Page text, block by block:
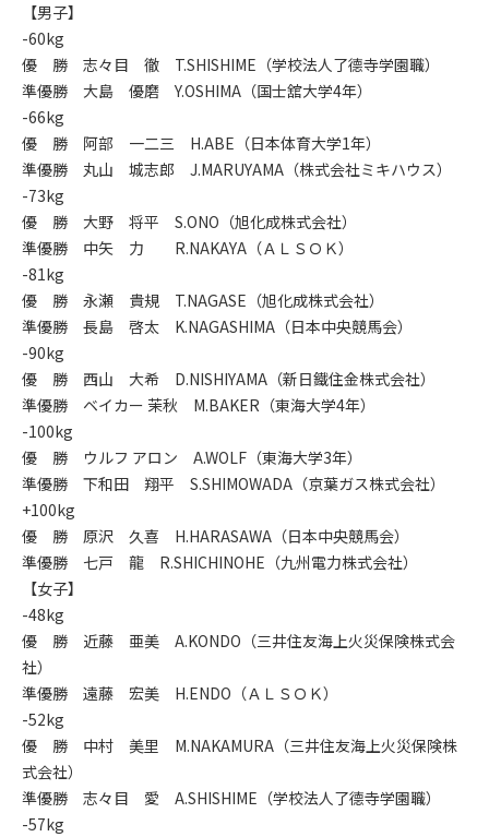
【男子】
-60kg
優 勝 志々目 徹 T.SHISHIME（学校法人了德寺学園職）
準優勝 大島 優磨 Y.OSHIMA（国士舘大学4年）
-66kg
優 勝 阿部 一二三 H.ABE（日本体育大学1年）
準優勝 丸山 城志郎 J.MARUYAMA（株式会社ミキハウス）
-73kg
優 勝 大野 将平 S.ONO（旭化成株式会社）
準優勝 中矢 力 R.NAKAYA（ＡＬＳＯＫ）
-81kg
優 勝 永瀬 貴規 T.NAGASE（旭化成株式会社）
準優勝 長島 啓太 K.NAGASHIMA（日本中央競馬会）
-90kg
優 勝 西山 大希 D.NISHIYAMA（新日鐵住金株式会社）
準優勝 ベイカー 茉秋 M.BAKER（東海大学4年）
-100kg
優 勝 ウルフ アロン A.WOLF（東海大学3年）
準優勝 下和田 翔平 S.SHIMOWADA（京葉ガス株式会社）
+100kg
優 勝 原沢 久喜 H.HARASAWA（日本中央競馬会）
準優勝 七戸 龍 R.SHICHINOHE（九州電力株式会社）
【女子】
-48kg
優 勝 近藤 亜美 A.KONDO（三井住友海上火災保険株式会
社）
準優勝 遠藤 宏美 H.ENDO（ＡＬＳＯＫ）
-52kg
優 勝 中村 美里 M.NAKAMURA（三井住友海上火災保険株
式会社）
準優勝 志々目 愛 A.SHISHIME（学校法人了德寺学園職）
-57kg